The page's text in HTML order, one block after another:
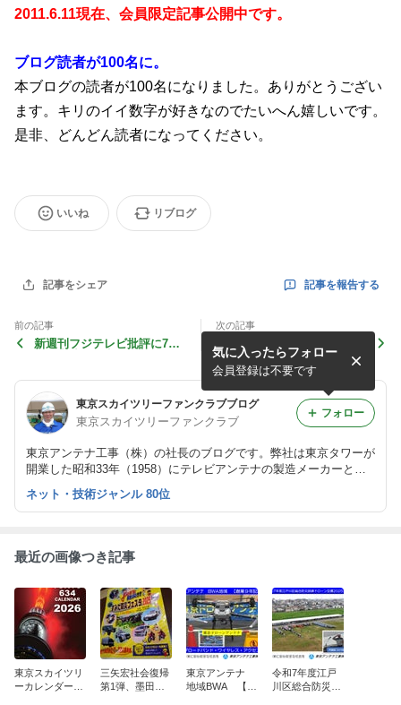
2011.6.11現在、会員限定記事公開中です。
ブログ読者が100名に。
本ブログの読者が100名になりました。ありがとうござい
ます。キリのイイ数字が好きなのでたいへん嬉しいです。
是非、どんどん読者になってください。
いいね リブログ
記事をシェア 記事を報告する
前の記事
新週刊フジテレビ批評に7回
次の記事
ブログ3連発第1弾！新色ス
カイツリー消しゴムを発売日
にゲット～！！2011.8.16
東京スカイツリーファンクラブブログ
東京スカイツリーファンクラブ
東京アンテナ工事（株）の社長のブログです。弊社は東京タワーが
開業した昭和33年（1958）にテレビアンテナの製造メーカーとし
て創業しました。
気に入ったらフォロー
会員登録は不要です
フォロー
ネット・技術ジャンル 80位
最近の画像つき記事
東京スカイツリ
ーカレンダー10
三矢宏社会復帰
第1弾、墨田区
東京アンテナ
地域BWA 【創
令和7年度江戸
川区総合防災訓